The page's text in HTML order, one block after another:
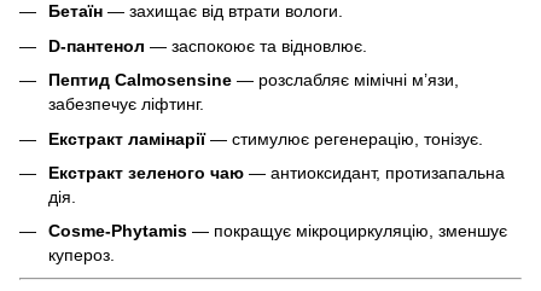
Бетаїн — захищає від втрати вологи.
D-пантенол — заспокоює та відновлює.
Пептид Calmosensine — розслабляє мімічні м’язи,
забезпечує ліфтинг.
Екстракт ламінарії— стимулює регенерацію, тонізує.
Екстракт зеленого чаю — антиоксидант, протизапальна
дія.
Cosme-Phytamis — покращує мікроциркуляцію, зменшує
купероз.